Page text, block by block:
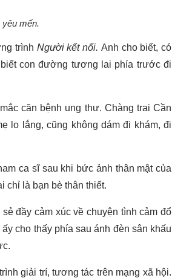
mến.
trình Người kết nối. Anh cho biết, có
con đường tương lai phía trước đi
căn bệnh ung thư. Chàng trai Cần
lo lắng, cũng không dám đi khám, đi
ca sĩ sau khi bức ảnh thân mật của
chỉ là bạn bè thân thiết.
đầy cảm xúc về chuyện tình cảm đổ
cho thấy phía sau ánh đèn sân khấu
giải trí, tương tác trên mạng xã hội.